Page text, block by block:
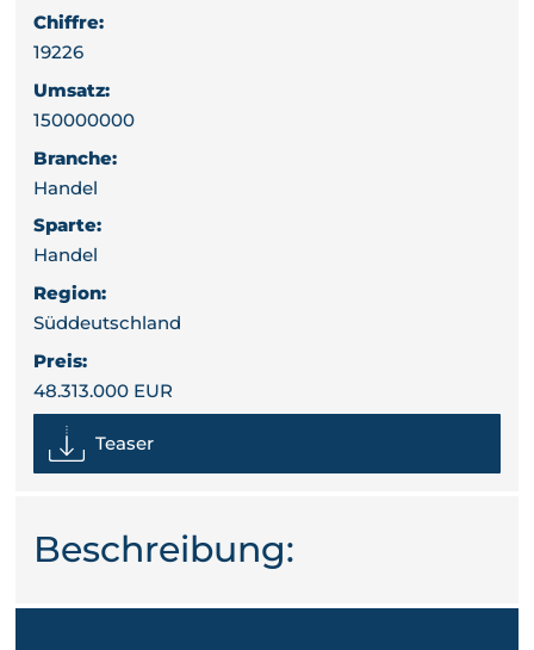
Chiffre:
19226
Umsatz:
150000000
Branche:
Handel
Sparte:
Handel
Region:
Süddeutschland
Preis:
48.313.000 EUR
Teaser
Beschreibung: